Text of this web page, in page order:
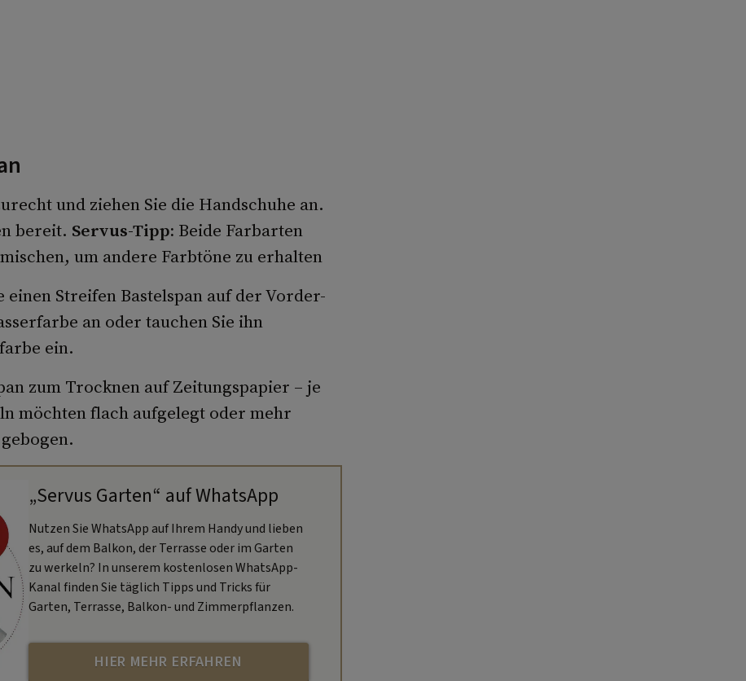
und ziehen Sie die Handschuhe an.
bereit. Servus-Tipp: Beide Farbarten
um andere Farbtöne zu erhalten
einen Streifen Bastelspan auf der Vorder-
an oder tauchen Sie ihn
ein.
zum Trocknen auf Zeitungspapier – je
möchten flach aufgelegt oder mehr
„Servus Garten“ auf WhatsApp
Nutzen Sie WhatsApp auf Ihrem Handy und lieben
es, auf dem Balkon, der Terrasse oder im Garten
zu werkeln? In unserem kostenlosen WhatsApp-
Kanal finden Sie täglich Tipps und Tricks für
Garten, Terrasse, Balkon- und Zimmerpflanzen.
HIER MEHR ERFAHREN